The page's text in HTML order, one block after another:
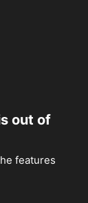
out of
features